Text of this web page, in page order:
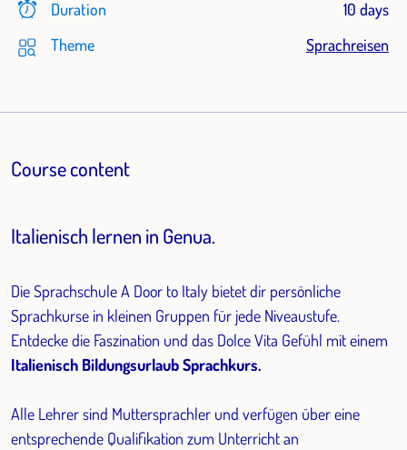
Duration
10 days
Theme
Sprachreisen
Course content
Italienisch lernen in Genua.
Die Sprachschule A Door to Italy bietet dir persönliche
Sprachkurse in kleinen Gruppen für jede Niveaustufe.
Entdecke die Faszination und das Dolce Vita Gefühl mit einem
Italienisch Bildungsurlaub Sprachkurs.
Alle Lehrer sind Muttersprachler und verfügen über eine
entsprechende Qualifikation zum Unterricht an